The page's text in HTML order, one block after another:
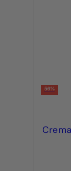
56%